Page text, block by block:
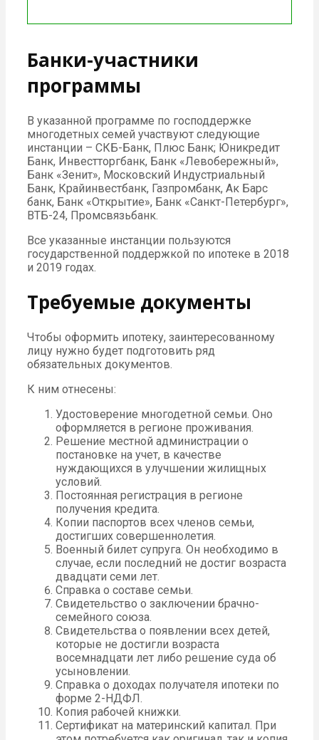
Банки-участники
программы
В указанной программе по господдержке
многодетных семей участвуют следующие
инстанции – СКБ-Банк, Плюс Банк; Юникредит
Банк, Инвестторгбанк, Банк «Левобережный»,
Банк «Зенит», Московский Индустриальный
Банк, Крайинвестбанк, Газпромбанк, Ак Барс
банк, Банк «Открытие», Банк «Санкт-Петербург»,
ВТБ-24, Промсвязьбанк.
Все указанные инстанции пользуются
государственной поддержкой по ипотеке в 2018
и 2019 годах.
Требуемые документы
Чтобы оформить ипотеку, заинтересованному
лицу нужно будет подготовить ряд
обязательных документов.
К ним отнесены:
Удостоверение многодетной семьи. Оно
оформляется в регионе проживания.
Решение местной администрации о
постановке на учет, в качестве
нуждающихся в улучшении жилищных
условий.
Постоянная регистрация в регионе
получения кредита.
Копии паспортов всех членов семьи,
достигших совершеннолетия.
Военный билет супруга. Он необходимо в
случае, если последний не достиг возраста
двадцати семи лет.
Справка о составе семьи.
Свидетельство о заключении брачно-
семейного союза.
Свидетельства о появлении всех детей,
которые не достигли возраста
восемнадцати лет либо решение суда об
усыновлении.
Справка о доходах получателя ипотеки по
форме 2-НДФЛ.
Копия рабочей книжки.
Сертификат на материнский капитал. При